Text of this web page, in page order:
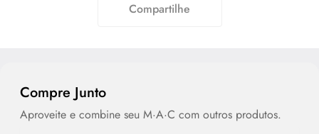
Compartilhe
Compre Junto
Aproveite e combine seu M·A·C com outros produtos.